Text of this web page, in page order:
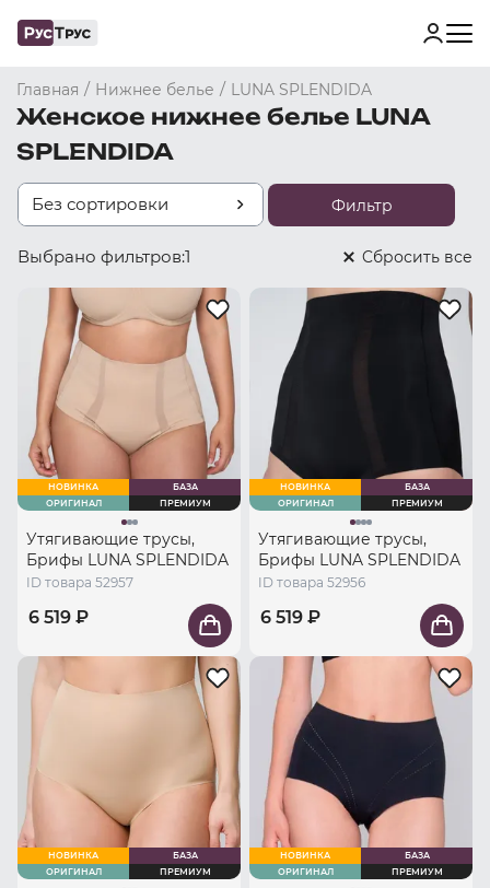
Главная / Нижнее белье / LUNA SPLENDIDA
Женское нижнее белье LUNA
SPLENDIDA
Без сортировки Фильтр
Выбрано фильтров:1 Cбросить все
НОВИНКА
БАЗА
ОРИГИНАЛ
ПРЕМИУМ
Утягивающие трусы,
Брифы LUNA SPLENDIDA
ID товара 52957
6 519 ₽
НОВИНКА
БАЗА
ОРИГИНАЛ
ПРЕМИУМ
Утягивающие трусы,
Брифы LUNA SPLENDIDA
ID товара 52956
6 519 ₽
НОВИНКА
БАЗА
ОРИГИНАЛ
ПРЕМИУМ
НОВИНКА
БАЗА
ОРИГИНАЛ
ПРЕМИУМ